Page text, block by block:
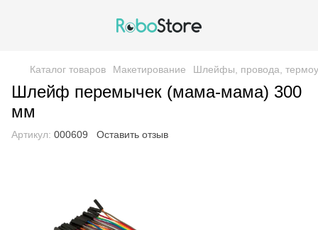
Каталог товаров Макетирование Шлейфы, провода,
Шлейф перемычек (мама-мама) 300
мм
Артикул: 000609 Оставить отзыв